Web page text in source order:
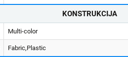
KONSTRUKCIJA
Multi-color
Fabric,Plastic